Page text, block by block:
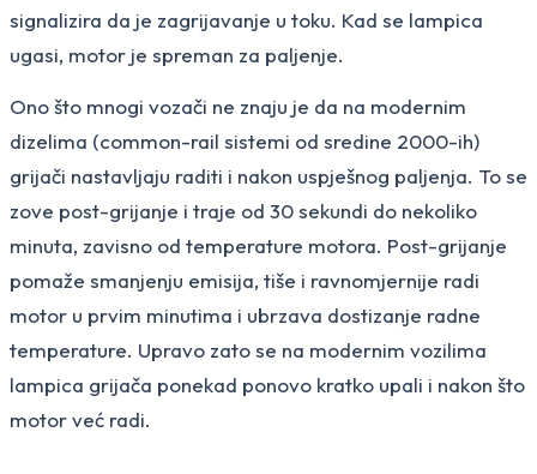
signalizira da je zagrijavanje u toku. Kad se lampica
ugasi, motor je spreman za paljenje.
Ono što mnogi vozači ne znaju je da na modernim
dizelima (common-rail sistemi od sredine 2000-ih)
grijači nastavljaju raditi i nakon uspješnog paljenja. To se
zove post-grijanje i traje od 30 sekundi do nekoliko
minuta, zavisno od temperature motora. Post-grijanje
pomaže smanjenju emisija, tiše i ravnomjernije radi
motor u prvim minutima i ubrzava dostizanje radne
temperature. Upravo zato se na modernim vozilima
lampica grijača ponekad ponovo kratko upali i nakon što
motor već radi.